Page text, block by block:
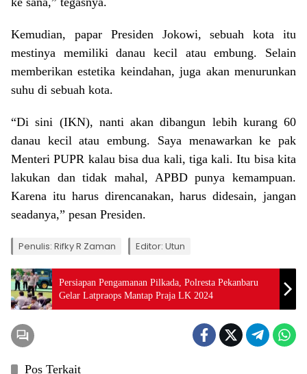
Kemudian, papar Presiden Jokowi, sebuah kota itu
mestinya memiliki danau kecil atau embung. Selain
memberikan estetika keindahan, juga akan menurunkan
suhu di sebuah kota.
“Di sini (IKN), nanti akan dibangun lebih kurang 60
danau kecil atau embung. Saya menawarkan ke pak
Menteri PUPR kalau bisa dua kali, tiga kali. Itu bisa kita
lakukan dan tidak mahal, APBD punya kemampuan.
Karena itu harus direncanakan, harus didesain, jangan
seadanya,” pesan Presiden.
Penulis: Rifky R Zaman Editor: Utun
Persiapan Pengamanan Pilkada, Polresta Pekanbaru
Gelar Latpraops Mantap Praja LK 2024
Pos Terkait